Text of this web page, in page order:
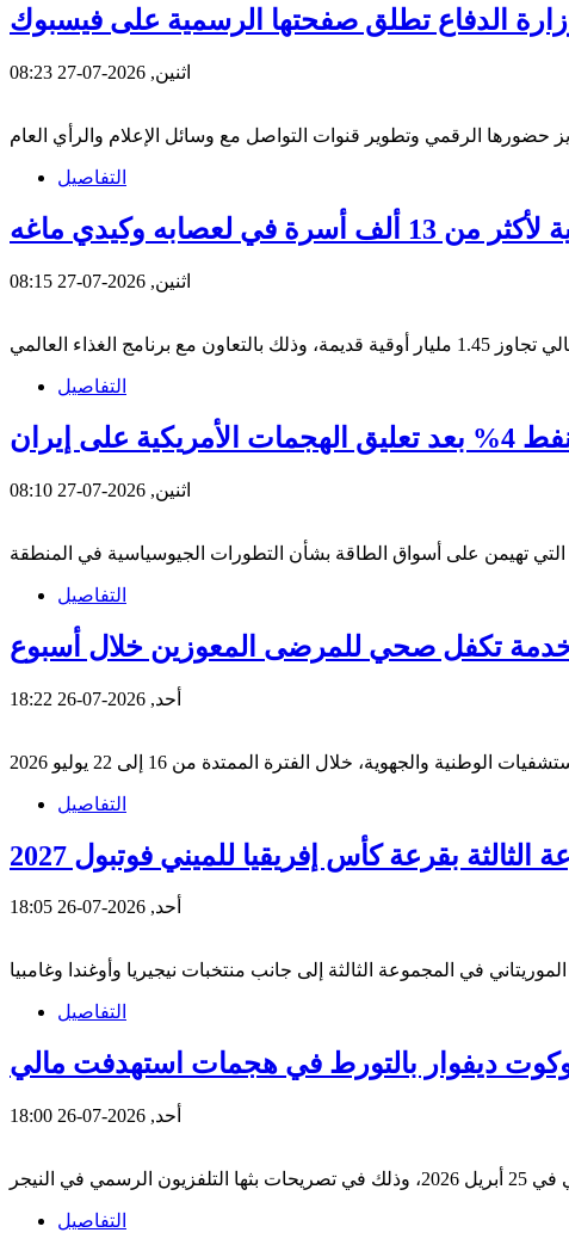
الدفاع تطلق صفحتها الرسمية على فيسبوك
اثنين, 2026-07-27 08:23
التفاصيل
في لعصابه وكيدي ماغه
اثنين, 2026-07-27 08:15
التفاصيل
على إيران
اثنين, 2026-07-27 08:10
التفاصيل
أحد, 2026-07-26 18:22
التفاصيل
الثالثة بقرعة كأس إفريقيا للميني فوتبول 2027
أحد, 2026-07-26 18:05
التفاصيل
وكوت ديفوار بالتورط في هجمات استهدفت مالي
أحد, 2026-07-26 18:00
التفاصيل